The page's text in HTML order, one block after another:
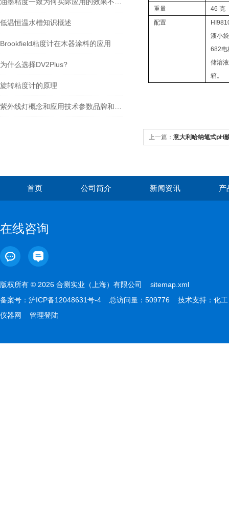
低温恒温水槽知识概述
Brookfield粘度计在木器涂料的应用
为什么选择DV2Plus?
旋转粘度计的原理
重量
46 克
配置
液小
682电
储溶
箱。
上一篇： 意大利哈纳笔式pH
首页 公司简介 新闻资讯 产
在线咨询
版权所有 © 2026 合测实业（上海）有限公司 sitemap.xml
备案号： 沪ICP备12048631号-4 总访问量：509776 技术支持： 化工
仪器网
管理登陆